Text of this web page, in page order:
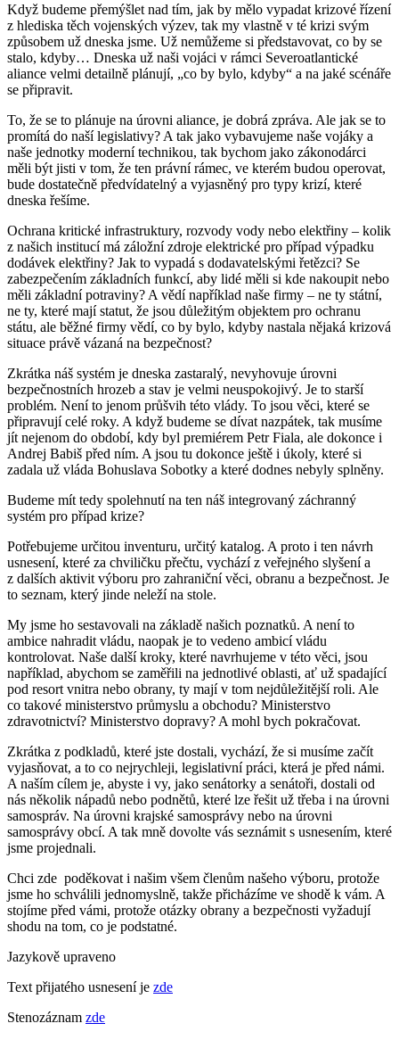
Když budeme přemýšlet nad tím, jak by mělo vypadat krizové řízení
z hlediska těch vojenských výzev, tak my vlastně v té krizi svým
způsobem už dneska jsme. Už nemůžeme si představovat, co by se
stalo, kdyby… Dneska už naši vojáci v rámci Severoatlantické
aliance velmi detailně plánují, „co by bylo, kdyby“ a na jaké scénáře
se připravit.
To, že se to plánuje na úrovni aliance, je dobrá zpráva. Ale jak se to
promítá do naší legislativy? A tak jako vybavujeme naše vojáky a
naše jednotky moderní technikou, tak bychom jako zákonodárci
měli být jisti v tom, že ten právní rámec, ve kterém budou operovat,
bude dostatečně předvídatelný a vyjasněný pro typy krizí, které
dneska řešíme.
Ochrana kritické infrastruktury, rozvody vody nebo elektřiny – kolik
z našich institucí má záložní zdroje elektrické pro případ výpadku
dodávek elektřiny? Jak to vypadá s dodavatelskými řetězci? Se
zabezpečením základních funkcí, aby lidé měli si kde nakoupit nebo
měli základní potraviny? A vědí například naše firmy – ne ty státní,
ne ty, které mají statut, že jsou důležitým objektem pro ochranu
státu, ale běžné firmy vědí, co by bylo, kdyby nastala nějaká krizová
situace právě vázaná na bezpečnost?
Zkrátka náš systém je dneska zastaralý, nevyhovuje úrovni
bezpečnostních hrozeb a stav je velmi neuspokojivý. Je to starší
problém. Není to jenom průšvih této vlády. To jsou věci, které se
připravují celé roky. A když budeme se dívat nazpátek, tak musíme
jít nejenom do období, kdy byl premiérem Petr Fiala, ale dokonce i
Andrej Babiš před ním. A jsou tu dokonce ještě i úkoly, které si
zadala už vláda Bohuslava Sobotky a které dodnes nebyly splněny.
Budeme mít tedy spolehnutí na ten náš integrovaný záchranný
systém pro případ krize?
Potřebujeme určitou inventuru, určitý katalog. A proto i ten návrh
usnesení, které za chviličku přečtu, vychází z veřejného slyšení a
z dalších aktivit výboru pro zahraniční věci, obranu a bezpečnost. Je
to seznam, který jinde neleží na stole.
My jsme ho sestavovali na základě našich poznatků. A není to
ambice nahradit vládu, naopak je to vedeno ambicí vládu
kontrolovat. Naše další kroky, které navrhujeme v této věci, jsou
například, abychom se zaměřili na jednotlivé oblasti, ať už spadající
pod resort vnitra nebo obrany, ty mají v tom nejdůležitější roli. Ale
co takové ministerstvo průmyslu a obchodu? Ministerstvo
zdravotnictví? Ministerstvo dopravy? A mohl bych pokračovat.
Zkrátka z podkladů, které jste dostali, vychází, že si musíme začít
vyjasňovat, a to co nejrychleji, legislativní práci, která je před námi.
A naším cílem je, abyste i vy, jako senátorky a senátoři, dostali od
nás několik nápadů nebo podnětů, které lze řešit už třeba i na úrovni
samospráv. Na úrovni krajské samosprávy nebo na úrovni
samosprávy obcí. A tak mně dovolte vás seznámit s usnesením, které
jsme projednali.
Chci zde poděkovat i našim všem členům našeho výboru, protože
jsme ho schválili jednomyslně, takže přicházíme ve shodě k vám. A
stojíme před vámi, protože otázky obrany a bezpečnosti vyžadují
shodu na tom, co je podstatné.
Jazykově upraveno
Text přijatého usnesení je zde
Stenozáznam zde